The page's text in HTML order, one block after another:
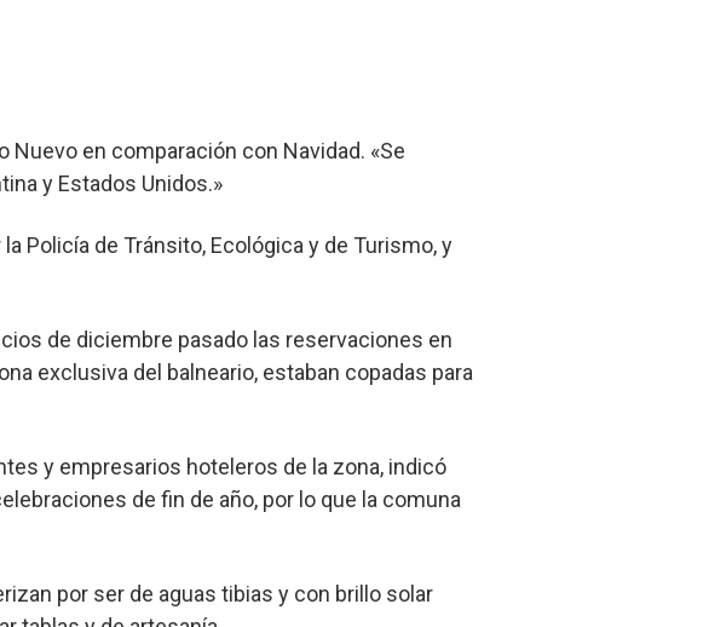
en comparación con Navidad. «Se
y Estados Unidos.»
Policía de Tránsito, Ecológica y de Turismo, y
de diciembre pasado las reservaciones en
exclusiva del balneario, estaban copadas para
y empresarios hoteleros de la zona, indicó
de fin de año, por lo que la comuna
por ser de aguas tibias y con brillo solar